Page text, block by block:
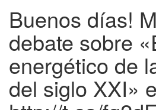
Buenos días!
debate sobre
energético de
del siglo XXI»